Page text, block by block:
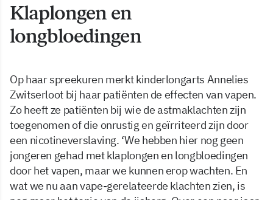
Klaplongen en
longbloedingen
Op haar spreekuren merkt kinderlongarts Annelies
Zwitserloot bij haar patiënten de effecten van vapen.
Zo heeft ze patiënten bij wie de astmaklachten zijn
toegenomen of die onrustig en geïrriteerd zijn door
een nicotineverslaving. ‘We hebben hier nog geen
jongeren gehad met klaplongen en longbloedingen
door het vapen, maar we kunnen erop wachten. En
wat we nu aan vape-gerelateerde klachten zien, is